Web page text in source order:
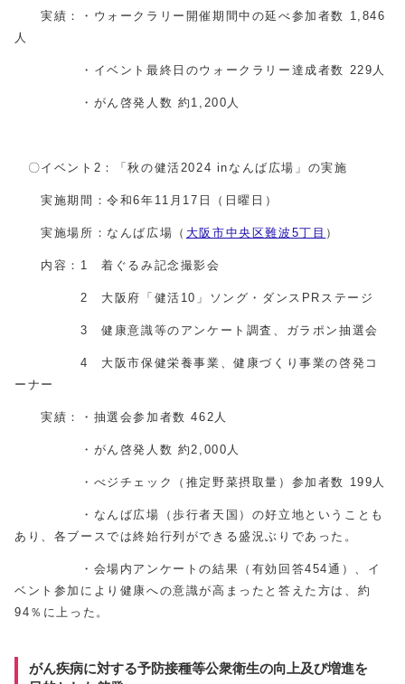
実績：・ウォークラリー開催期間中の延べ参加者数 1,846
人
・イベント最終日のウォークラリー達成者数 229人
・がん啓発人数 約1,200人
〇イベント2：「秋の健活2024 inなんば広場」の実施
実施期間：令和6年11月17日（日曜日）
実施場所：なんば広場（ 大阪市中央区難波5丁目 ）
内容：1 着ぐるみ記念撮影会
2 大阪府「健活10」ソング・ダンスPRステージ
3 健康意識等のアンケート調査、ガラポン抽選会
4 大阪市保健栄養事業、健康づくり事業の啓発コ
ーナー
実績：・抽選会参加者数 462人
・がん啓発人数 約2,000人
・べジチェック（推定野菜摂取量）参加者数 199人
・なんば広場（歩行者天国）の好立地ということも
あり、各ブースでは終始行列ができる盛況ぶりであった。
・会場内アンケートの結果（有効回答454通）、イ
ベント参加により健康への意識が高まったと答えた方は、約
94％に上った。
がん疾病に対する予防接種等公衆衛生の向上及び増進を